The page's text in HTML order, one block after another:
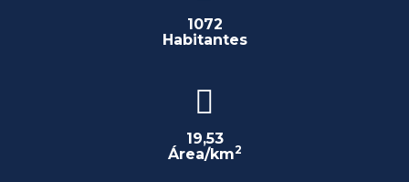
1072
Habitantes
19,53
Área/km2